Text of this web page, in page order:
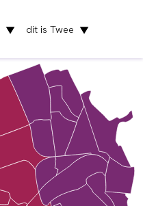
▼ dit is Twee ▼